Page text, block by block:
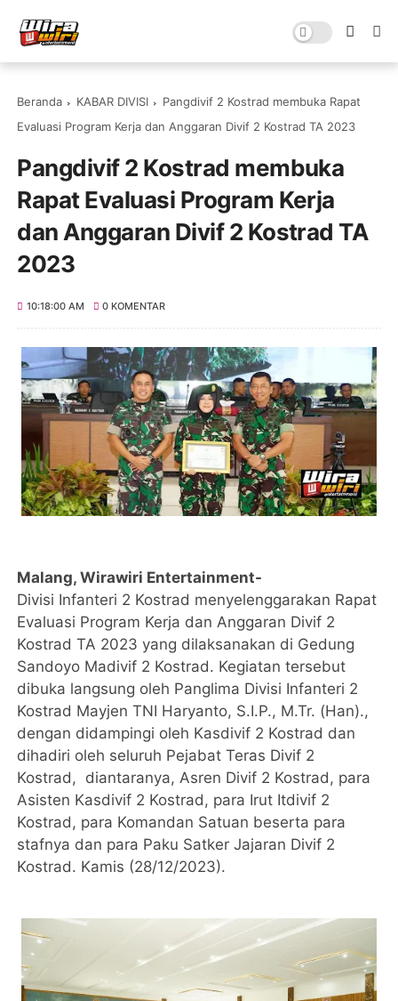
Beranda KABAR DIVISI
Pangdivif 2 Kostrad membuka Rapat
Evaluasi Program Kerja dan Anggaran Divif 2 Kostrad TA 2023
Pangdivif 2 Kostrad membuka
Rapat Evaluasi Program Kerja
dan Anggaran Divif 2 Kostrad TA
2023
10:18:00 AM 0 KOMENTAR
Malang, Wirawiri Entertainment-
Divisi Infanteri 2 Kostrad menyelenggarakan Rapat
Evaluasi Program Kerja dan Anggaran Divif 2
Kostrad TA 2023 yang dilaksanakan di Gedung
Sandoyo Madivif 2 Kostrad. Kegiatan tersebut
dibuka langsung oleh Panglima Divisi Infanteri 2
Kostrad Mayjen TNI Haryanto, S.I.P., M.Tr. (Han).,
dengan didampingi oleh Kasdivif 2 Kostrad dan
dihadiri oleh seluruh Pejabat Teras Divif 2
Kostrad, diantaranya, Asren Divif 2 Kostrad, para
Asisten Kasdivif 2 Kostrad, para Irut Itdivif 2
Kostrad, para Komandan Satuan beserta para
stafnya dan para Paku Satker Jajaran Divif 2
Kostrad. Kamis (28/12/2023).